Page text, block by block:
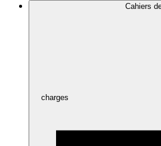
Cahiers
charges